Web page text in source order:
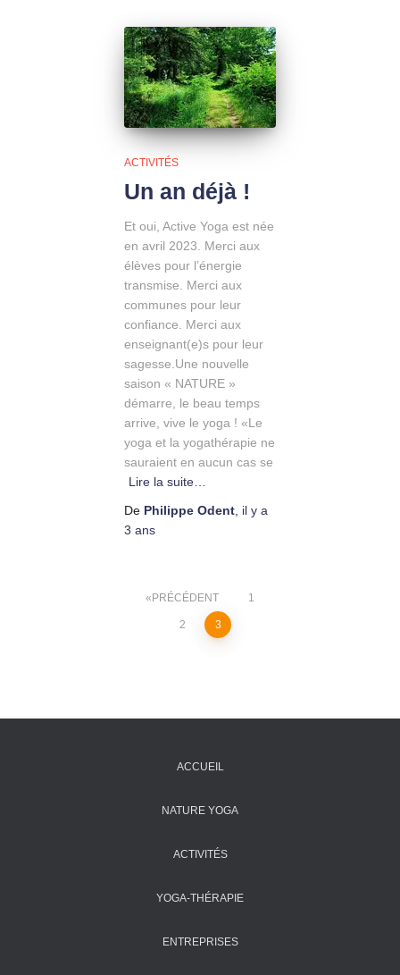
ACTIVITÉS
Un an déjà !
Et oui, Active Yoga est née
en avril 2023. Merci aux
élèves pour l’énergie
transmise. Merci aux
communes pour leur
confiance. Merci aux
enseignant(e)s pour leur
sagesse.Une nouvelle
saison « NATURE »
démarre, le beau temps
arrive, vive le yoga ! «Le
yoga et la yogathérapie ne
sauraient en aucun cas se
Lire la suite…
De Philippe Odent, il y a
3 ans
Pagination
PRÉCÉDENT 1
2 3
ACCUEIL
NATURE YOGA
ACTIVITÉS
YOGA-THÉRAPIE
ENTREPRISES